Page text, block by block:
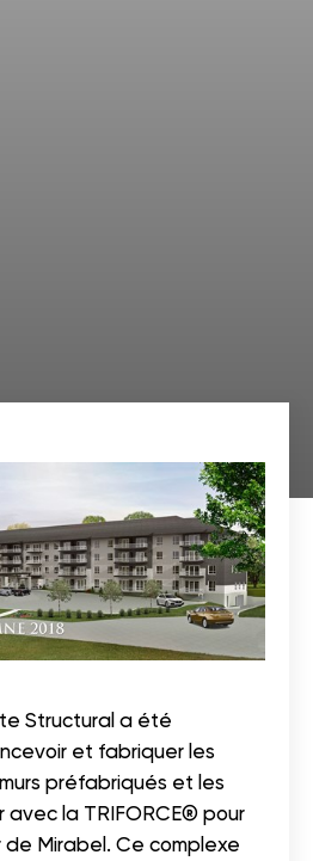
Structural a été
et fabriquer les
préfabriqués et les
avec la TRIFORCE® pour
Mirabel. Ce complexe